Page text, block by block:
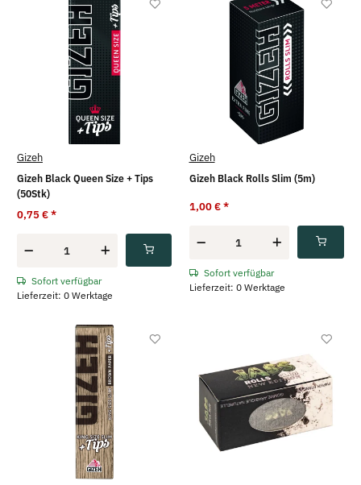
Gizeh
Gizeh Black Queen Size + Tips
(50Stk)
0,75 €*
Sofort verfügbar
Lieferzeit: 0 Werktage
Gizeh
Gizeh Black Rolls Slim (5m)
1,00 €*
Sofort verfügbar
Lieferzeit: 0 Werktage